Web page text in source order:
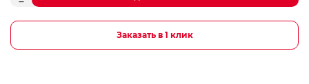
Заказать в 1 клик